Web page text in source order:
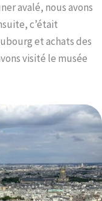
avalé, nous avons
c’était
et achats des
visité le musée